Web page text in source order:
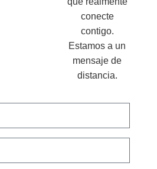
conecte
contigo.
Estamos a un
mensaje de
distancia.